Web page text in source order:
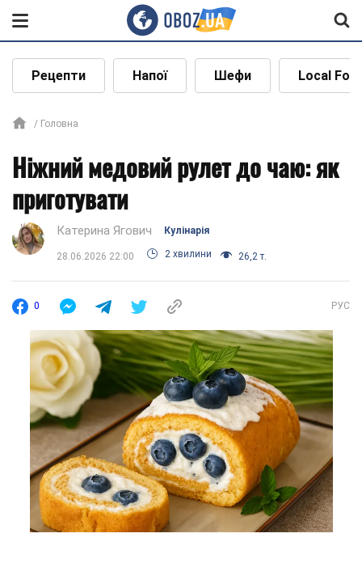
Рецепти Напої Шефи Local
Головна
Ніжний медовий рулет до чаю: як
приготувати
Катерина Ягович Кулінарія
28.06.2026 22:00 2 хвилини 26,2 т.
0 РУС